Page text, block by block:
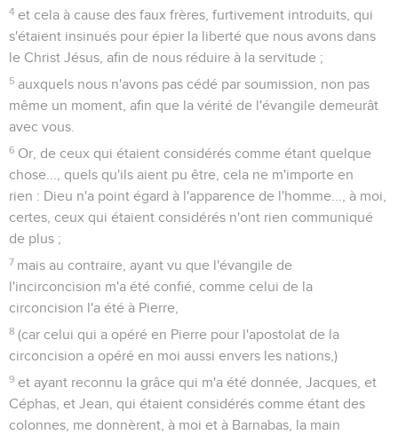
4 et cela à cause des faux frères, furtivement introduits, qui
s'étaient insinués pour épier la liberté que nous avons dans
le Christ Jésus, afin de nous réduire à la servitude ;
5 auxquels nous n'avons pas cédé par soumission, non pas
même un moment, afin que la vérité de l'évangile demeurât
avec vous.
6 Or, de ceux qui étaient considérés comme étant quelque
chose..., quels qu'ils aient pu être, cela ne m'importe en
rien : Dieu n'a point égard à l'apparence de l'homme..., à moi,
certes, ceux qui étaient considérés n'ont rien communiqué
de plus ;
7 mais au contraire, ayant vu que l'évangile de
l'incirconcision m'a été confié, comme celui de la
circoncision l'a été à Pierre,
8 (car celui qui a opéré en Pierre pour l'apostolat de la
circoncision a opéré en moi aussi envers les nations,)
9 et ayant reconnu la grâce qui m'a été donnée, Jacques, et
Céphas, et Jean, qui étaient considérés comme étant des
colonnes, me donnèrent, à moi et à Barnabas, la main